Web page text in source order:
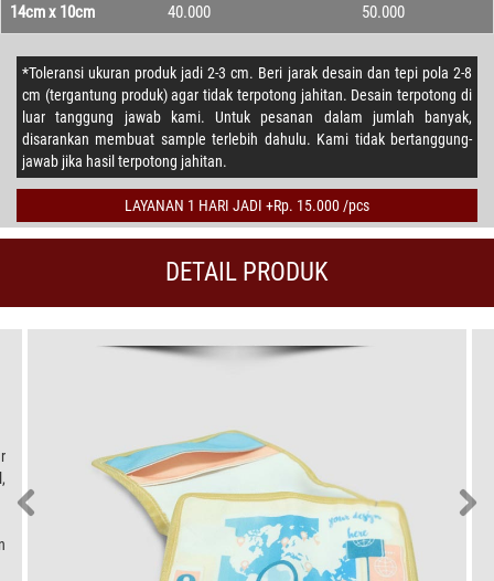
14cm x 10cm 40.000 50.000
*Toleransi ukuran produk jadi 2-3 cm. Beri jarak desain dan tepi pola 2-8
cm (tergantung produk) agar tidak terpotong jahitan. Desain terpotong di
luar tanggung jawab kami. Untuk pesanan dalam jumlah banyak,
disarankan membuat sample terlebih dahulu. Kami tidak bertanggung-
jawab jika hasil terpotong jahitan.
LAYANAN 1 HARI JADI +Rp. 15.000 /pcs
DETAIL PRODUK